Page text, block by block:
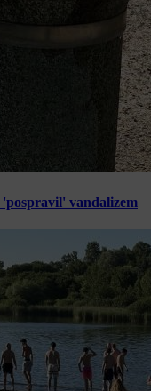
vandalizem